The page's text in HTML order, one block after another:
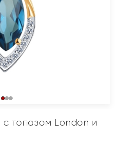
топазом London и